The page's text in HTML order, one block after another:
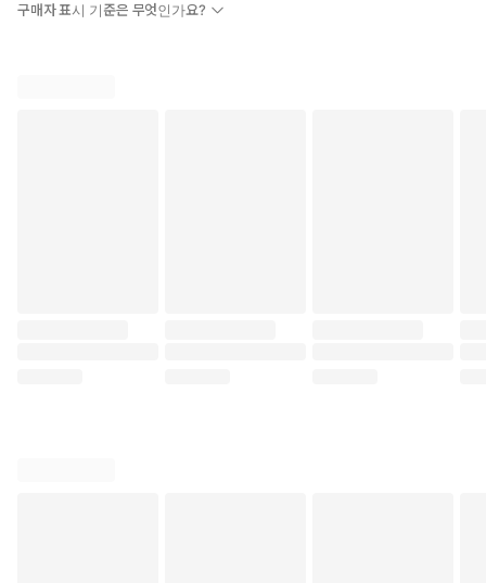
구매자 표시 기준은 무엇인가요?